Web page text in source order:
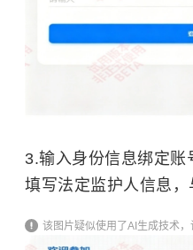
3.输入身份信息绑定账
填写法定监护人信息，
该图片疑似使用了AI生成技术，